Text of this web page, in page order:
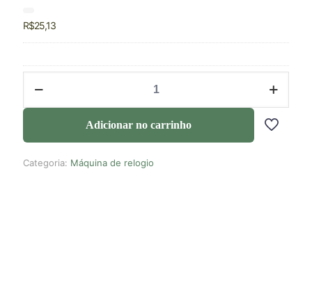
R$25,13
Adicionar no carrinho
Categoria: Máquina de relogio